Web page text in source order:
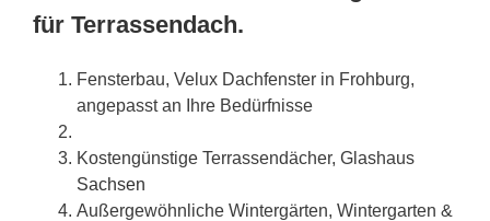
für Terrassendach.
Fensterbau, Velux Dachfenster in Frohburg,
angepasst an Ihre Bedürfnisse
Kostengünstige Terrassendächer, Glashaus
Sachsen
Außergewöhnliche Wintergärten, Wintergarten &